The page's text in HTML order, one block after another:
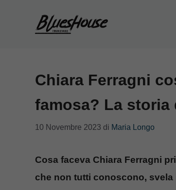
Chiara Ferragni
famosa? La storia
10 Novembre 2023 di Maria Longo
Cosa faceva Chiara Ferragni
che non tutti conoscono,